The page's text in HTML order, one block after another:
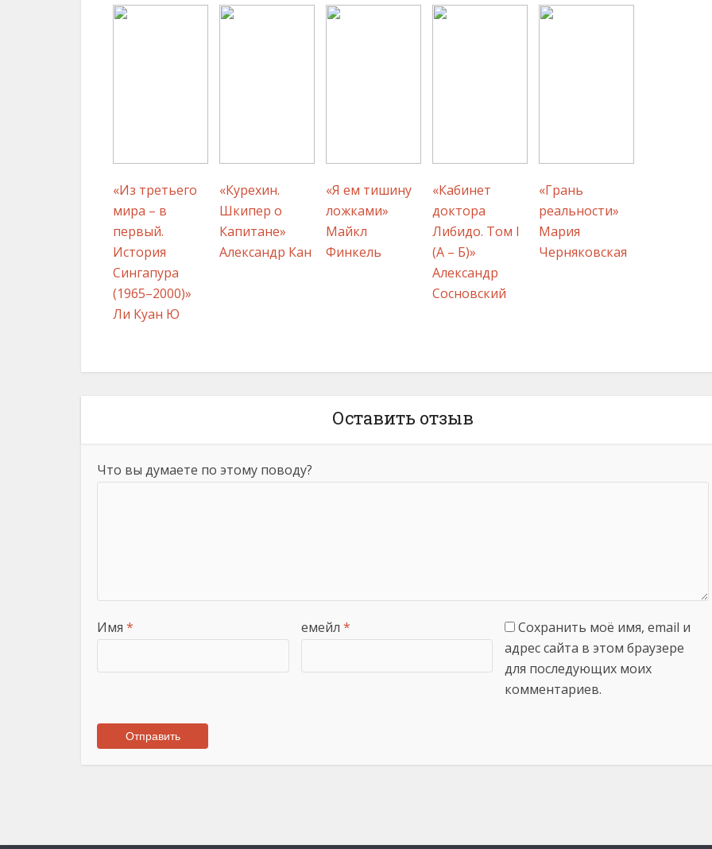
«Из третьего
мира – в
первый.
История
Сингапура
(1965–2000)»
Ли Куан Ю
«Курехин.
Шкипер о
Капитане»
Александр Кан
«Я ем тишину
ложками»
Майкл
Финкель
«Кабинет
доктора
Либидо. Том I
(А – Б)»
Александр
Сосновский
«Грань
реальности»
Мария
Черняковская
Оставить отзыв
Что вы думаете по этому поводу?
Имя * емейл *
Сохранить моё имя, email и
адрес сайта в этом браузере
для последующих моих
комментариев.